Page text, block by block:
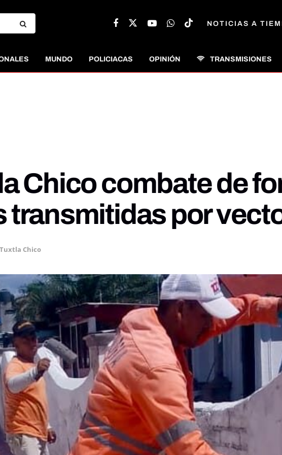
NOTICIAS A
MUNDO POLICIACAS OPINIÓN TRANSMISIONES
Chico combate de
transmitidas por
Tuxtla Chico